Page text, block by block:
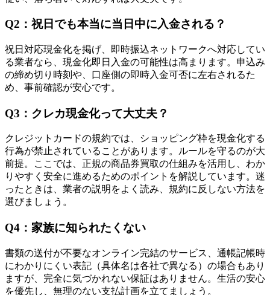
Q2：祝日でも本当に当日中に入金される？
祝日対応現金化を掲げ、即時振込ネットワークへ対応してい
る業者なら、現金化即日入金の可能性は高まります。申込み
の締め切り時刻や、口座側の即時入金可否に左右されるた
め、事前確認が安心です。
Q3：クレカ現金化って大丈夫？
クレジットカードの規約では、ショッピング枠を現金化する
行為が禁止されていることがあります。ルールを守るのが大
前提。ここでは、正規の商品券買取の仕組みを活用し、わか
りやすく安全に進めるためのポイントを解説しています。迷
ったときは、業者の説明をよく読み、規約に反しない方法を
選びましょう。
Q4：家族に知られたくない
書類の送付が不要なオンライン完結のサービス、通帳記帳時
にわかりにくい表記（具体名は各社で異なる）の場合もあり
ますが、完全に気づかれない保証はありません。生活の安心
を優先し、無理のない支払計画を立てましょう。